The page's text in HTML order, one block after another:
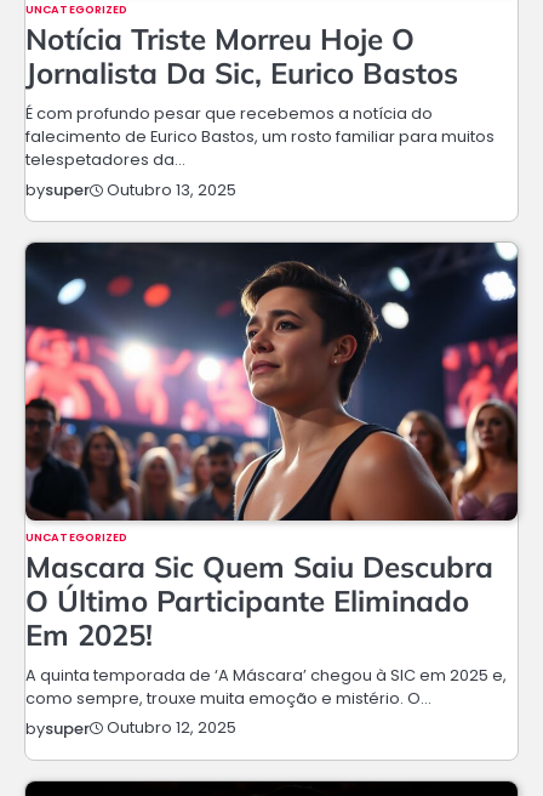
UNCATEGORIZED
Notícia Triste Morreu Hoje O
Jornalista Da Sic, Eurico Bastos
É com profundo pesar que recebemos a notícia do
falecimento de Eurico Bastos, um rosto familiar para muitos
telespetadores da…
bysuper Outubro 13, 2025
UNCATEGORIZED
Mascara Sic Quem Saiu Descubra
O Último Participante Eliminado
Em 2025!
A quinta temporada de ‘A Máscara’ chegou à SIC em 2025 e,
como sempre, trouxe muita emoção e mistério. O…
bysuper Outubro 12, 2025